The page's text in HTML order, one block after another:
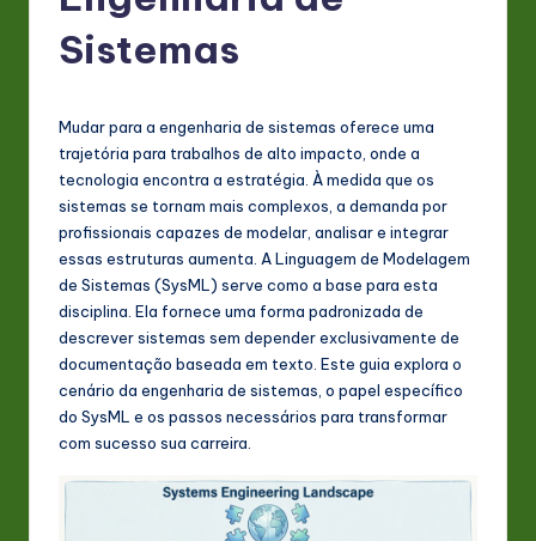
L
Sistemas
Mudar para a engenharia de sistemas oferece uma
trajetória para trabalhos de alto impacto, onde a
tecnologia encontra a estratégia. À medida que os
sistemas se tornam mais complexos, a demanda por
profissionais capazes de modelar, analisar e integrar
essas estruturas aumenta. A Linguagem de Modelagem
de Sistemas (SysML) serve como a base para esta
disciplina. Ela fornece uma forma padronizada de
descrever sistemas sem depender exclusivamente de
documentação baseada em texto. Este guia explora o
cenário da engenharia de sistemas, o papel específico
do SysML e os passos necessários para transformar
com sucesso sua carreira.